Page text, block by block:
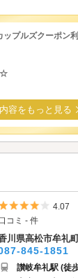
プルズクーポン
容をもっと見る
5つ星
4.07
コミ - 件
川県高松市牟礼
845-1851
讃岐牟礼駅 (徒